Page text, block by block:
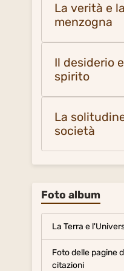
La verità e la
menzogna
Il desiderio
spirito
La
società
Foto album
La Terra e
Foto delle pagine
citazioni